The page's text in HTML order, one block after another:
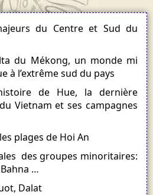
du Centre et Sud du
du Mékong, un monde mi
à l’extrême sud du pays
de Hue, la dernière
Vietnam et ses campagnes
plages de Hoi An
des groupes minoritaires:
Bahna …
Dalat